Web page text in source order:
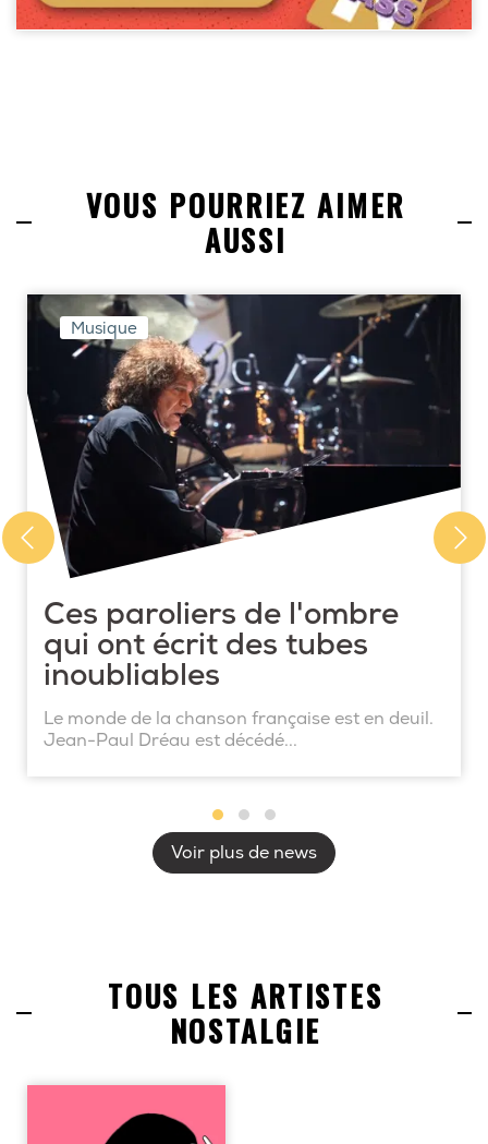
VOUS POURRIEZ AIMER
AUSSI
Musique
Ces paroliers de l'ombre
qui ont écrit des tubes
inoubliables
Le monde de la chanson française est en deuil.
Jean-Paul Dréau est décédé...
Voir plus de news
TOUS LES ARTISTES
NOSTALGIE